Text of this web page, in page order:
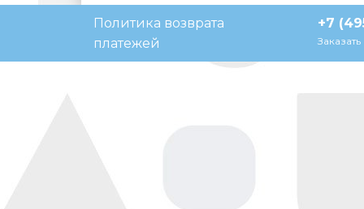
Политика возврата
платежей
+7
Напишите нам, мы в сети